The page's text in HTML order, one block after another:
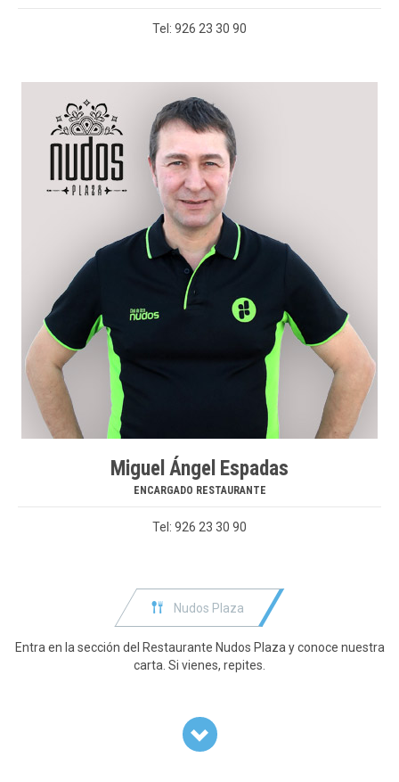
Tel: 926 23 30 90
Miguel Ángel Espadas
ENCARGADO RESTAURANTE
Tel: 926 23 30 90
 Nudos Plaza
Entra en la sección del Restaurante Nudos Plaza y conoce nuestra
carta. Si vienes, repites.
